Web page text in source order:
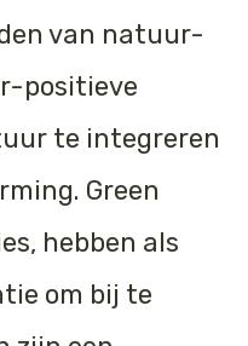
van natuur-
positieve
te integreren
Green
hebben als
om bij te